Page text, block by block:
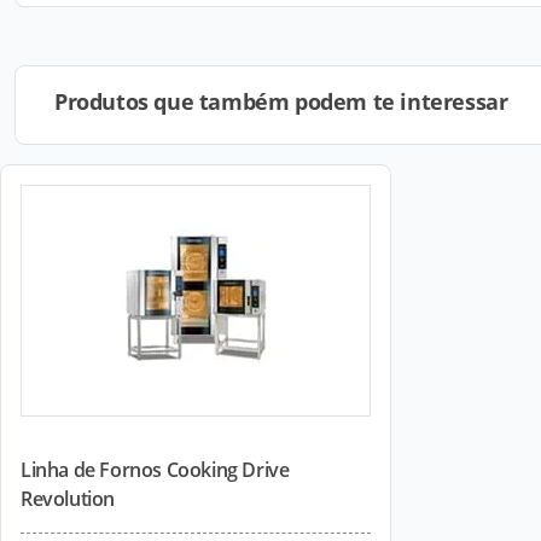
Produtos que também podem te interessar
Linha de Fornos Cooking Drive
Revolution